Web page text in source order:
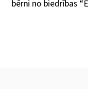
bērni no biedrības